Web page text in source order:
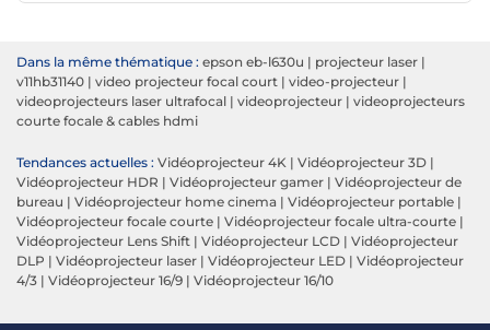
Dans la même thématique : epson eb-l630u | projecteur laser |
v11hb31140 | video projecteur focal court | video-projecteur |
videoprojecteurs laser ultrafocal | videoprojecteur | videoprojecteurs
courte focale & cables hdmi
Tendances actuelles : Vidéoprojecteur 4K | Vidéoprojecteur 3D |
Vidéoprojecteur HDR | Vidéoprojecteur gamer | Vidéoprojecteur de
bureau | Vidéoprojecteur home cinema | Vidéoprojecteur portable |
Vidéoprojecteur focale courte | Vidéoprojecteur focale ultra-courte |
Vidéoprojecteur Lens Shift | Vidéoprojecteur LCD | Vidéoprojecteur
DLP | Vidéoprojecteur laser | Vidéoprojecteur LED | Vidéoprojecteur
4/3 | Vidéoprojecteur 16/9 | Vidéoprojecteur 16/10